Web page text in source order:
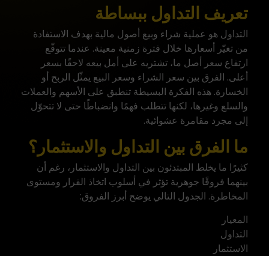
تعريف التداول ببساطة
التداول هو عملية شراء وبيع أصول مالية بهدف الاستفادة
من تغيّر أسعارها خلال فترة زمنية معينة. عندما تتوقّع
ارتفاع سعر أصل ما، تشتريه على أمل بيعه لاحقًا بسعر
أعلى. الفرق بين سعر الشراء وسعر البيع يمثّل الربح أو
الخسارة. هذه الفكرة البسيطة تنطبق على الأسهم والعملات
والسلع وغيرها، لكنها تتطلب فهمًا وانضباطًا حتى لا تتحوّل
إلى مجرد مقامرة عشوائية.
ما الفرق بين التداول والاستثمار؟
كثيرًا ما يخلط المبتدئون بين التداول والاستثمار، رغم أن
بينهما فروقًا جوهرية تؤثر في أسلوب اتخاذ القرار ومستوى
المخاطرة. الجدول التالي يوضح أبرز الفروق:
المعيار
التداول
الاستثمار